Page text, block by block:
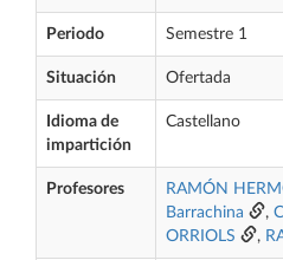
Periodo Semestre 1
Situación Ofertada
Idioma de
impartición
Castellano
Profesores RAMÓN
Barrachina
,
ORRIOLS
,